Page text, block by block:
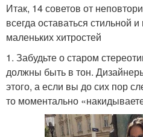
Итак, 14 советов от
всегда оставаться
маленьких хитростей
1. Забудьте о старом
должны быть в тон.
этого, а если вы до сих пор
то моментально